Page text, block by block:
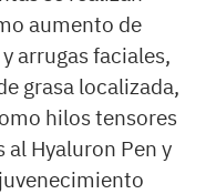
aumento de
arrugas faciales,
grasa localizada,
hilos tensores
Hyaluron Pen y